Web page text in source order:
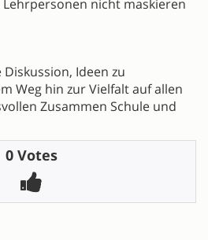
Lehrpersonen nicht maskieren
Ideen zu
Weg hin zur Vielfalt auf allen
Zusammen Schule und
0 Votes